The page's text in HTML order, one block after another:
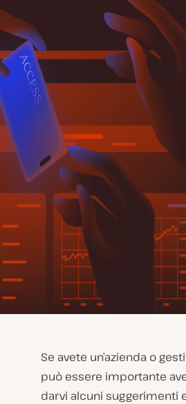
Se avete un’azienda o
può essere importante
darvi alcuni suggerimenti